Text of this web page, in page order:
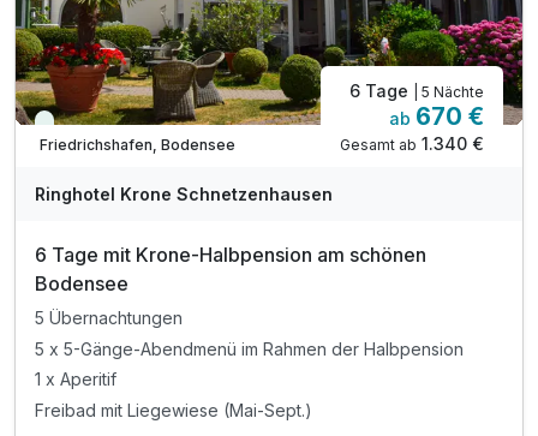
Dampfbad, Salzgrotte, Ruhe-Raum
WAR
202
Viele Termine frei
Friedrichshafen, Bodensee
6 Tage | 5 Nächte
ab 670 €
Gesamt ab 1.340 €
Ringhotel Krone Schnetzenhausen
6 Tage mit Krone-Halbpension am schönen
Bodensee
5 Übernachtungen
5 x 5-Gänge-Abendmenü im Rahmen der Halbpension
1 x Aperitif
Freibad mit Liegewiese (Mai-Sept.)